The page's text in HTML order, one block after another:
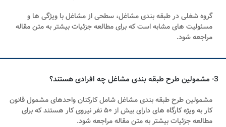
گروه شغلی در طبقه‌ بندی مشاغل، سطحی از مشاغل با ویژگی ‌ها و
مسئولیت ‌های مشابه است که برای مطالعه جزئیات بیشتر به متن مقاله
مراجعه شود.
3- مشمولین طرح طبقه‌ بندی مشاغل چه افرادی هستند؟
مشمولین طرح طبقه‌ بندی مشاغل شامل کارکنان واحدهای مشمول قانون
کار به ‌ویژه کارگاه‌ های دارای بیش از ۵۰ نفر نیروی کار هستند که برای
مطالعه جزئیات بیشتر به متن مقاله مراجعه شود.